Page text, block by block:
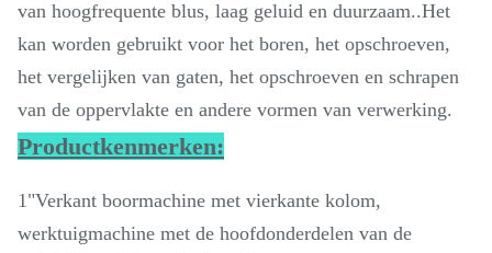
van hoogfrequente blus, laag geluid en duurzaam..Het
kan worden gebruikt voor het boren, het opschroeven,
het vergelijken van gaten, het opschroeven en schrapen
van de oppervlakte en andere vormen van verwerking.
Productkenmerken:
1"Verkant boormachine met vierkante kolom,
werktuigmachine met de hoofdonderdelen van de